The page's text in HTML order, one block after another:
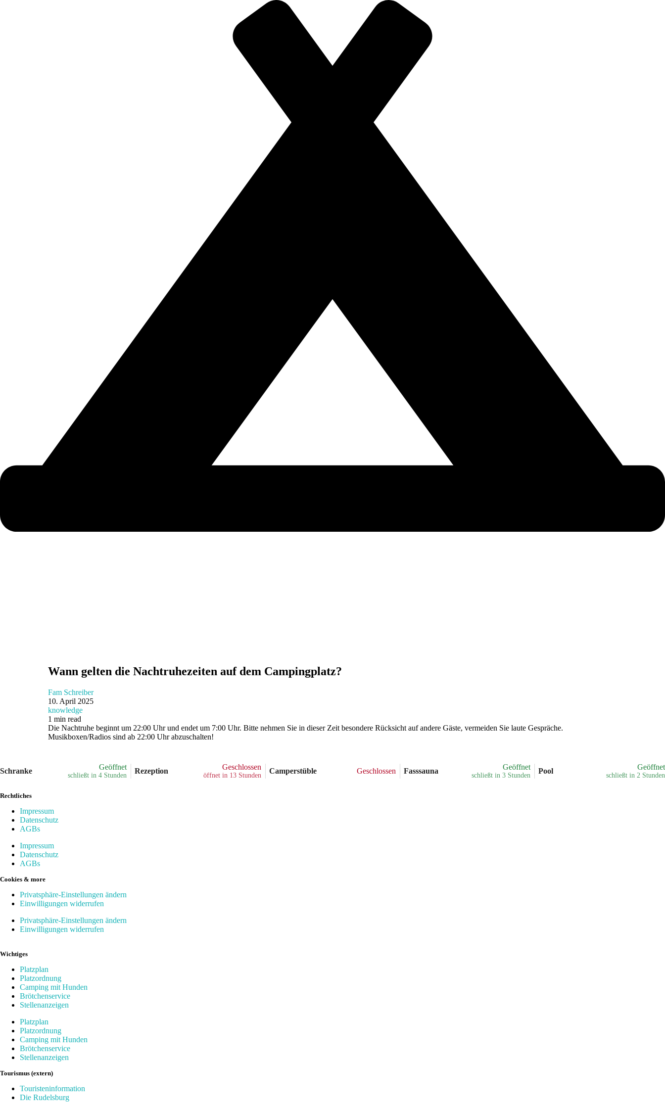
Wann gelten die Nachtruhezeiten auf dem Campingplatz?
Fam Schreiber
10. April 2025
knowledge
1 min read
Die Nachtruhe beginnt um 22:00 Uhr und endet um 7:00 Uhr. Bitte nehmen Sie in dieser Zeit besondere Rücksicht auf andere Gäste, vermeiden Sie laute Gespräche.
Musikboxen/Radios sind ab 22:00 Uhr abzuschalten!
Schranke Geöffnet
schließt in 4 Stunden
Rezeption Geschlossen
öffnet in 13 Stunden
Camperstüble Geschlossen Fasssauna Geöffnet
schließt in 3 Stunden
Pool Geöffnet
schließt in 2 Stunden
Rechtliches
Impressum
Datenschutz
AGBs
Impressum
Datenschutz
AGBs
Cookies & more
Privatsphäre-Einstellungen ändern
Einwilligungen widerrufen
Privatsphäre-Einstellungen ändern
Einwilligungen widerrufen
Wichtiges
Platzplan
Platzordnung
Camping mit Hunden
Brötchenservice
Stellenanzeigen
Platzplan
Platzordnung
Camping mit Hunden
Brötchenservice
Stellenanzeigen
Tourismus (extern)
Touristeninformation
Die Rudelsburg